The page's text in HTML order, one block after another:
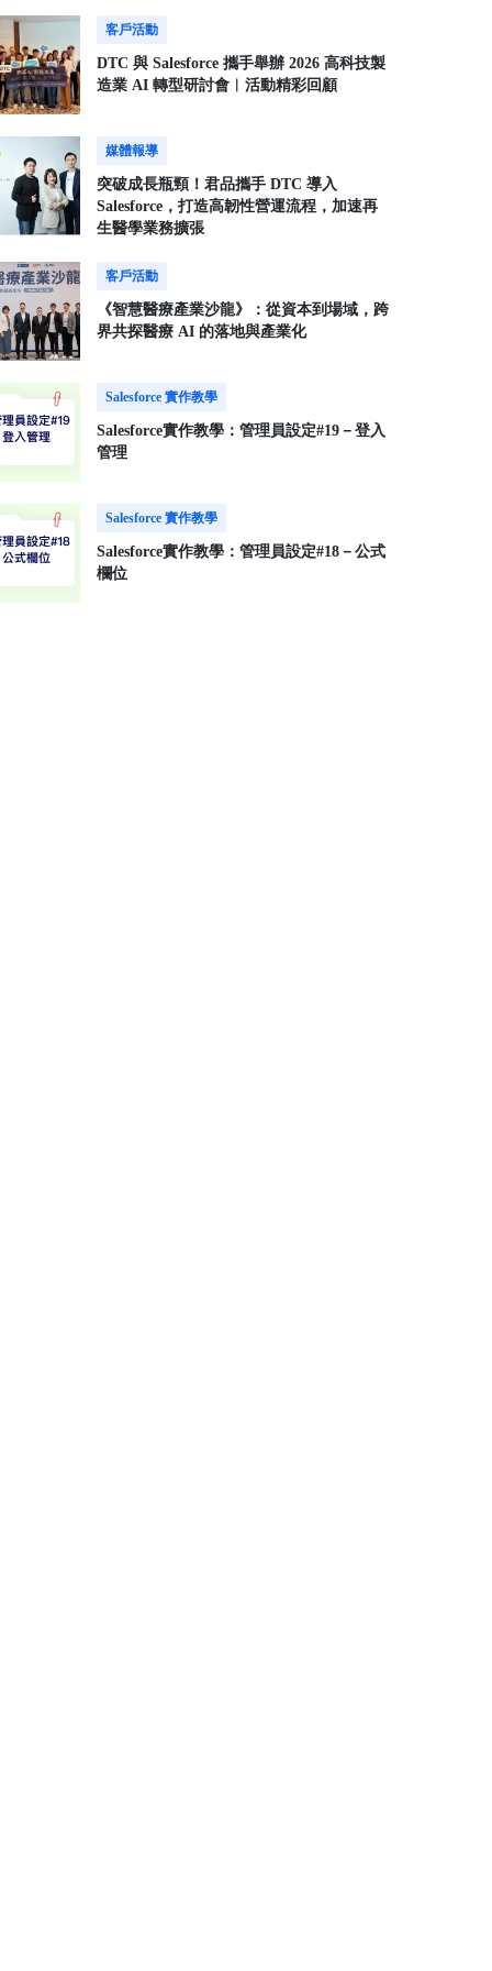
客戶活動
DTC 與 Salesforce 攜手舉辦 2026 高科技製
造業 AI 轉型研討會︱活動精彩回顧
媒體報導
突破成長瓶頸！君品攜手 DTC 導入
Salesforce，打造高韌性營運流程，加速再
生醫學業務擴張
客戶活動
《智慧醫療產業沙龍》：從資本到場域，跨
界共探醫療 AI 的落地與產業化
Salesforce 實作教學
Salesforce實作教學：管理員設定#19－登入
管理
Salesforce 實作教學
Salesforce實作教學：管理員設定#18－公式
欄位